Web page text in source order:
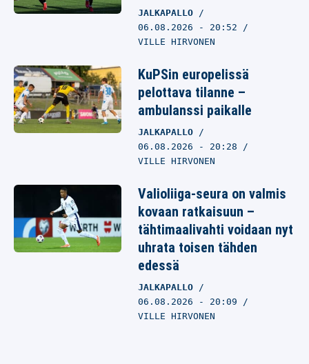
JALKAPALLO
06.08.2026 - 20:52
VILLE HIRVONEN
KuPSin europelissä
pelottava tilanne –
ambulanssi paikalle
JALKAPALLO
06.08.2026 - 20:28
VILLE HIRVONEN
Valioliiga-seura on valmis
kovaan ratkaisuun –
tähtimaalivahti voidaan nyt
uhrata toisen tähden
edessä
JALKAPALLO
06.08.2026 - 20:09
VILLE HIRVONEN